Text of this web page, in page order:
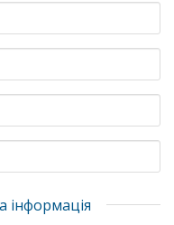
інформація